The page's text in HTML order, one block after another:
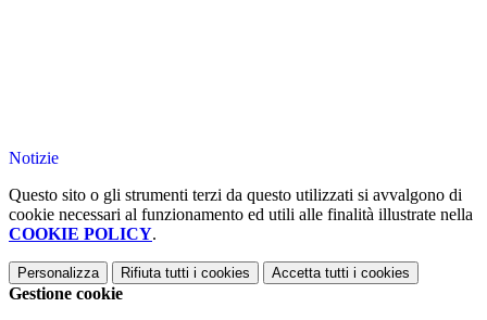
Notizie
Questo sito o gli strumenti terzi da questo utilizzati si avvalgono di
cookie necessari al funzionamento ed utili alle finalità illustrate nella
COOKIE POLICY.
Personalizza Rifiuta tutti i cookies Accetta tutti i cookies
Gestione cookie